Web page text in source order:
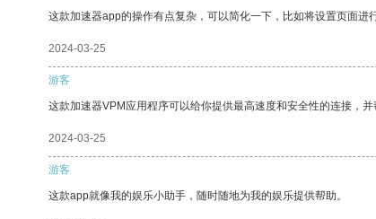
这款加速器app的操作有点复杂，可以简化一下，比如将设置页面进
2024-03-25
游客
这款加速器VPM应用程序可以给你提供最高速度和安全性的连接，并
2024-03-25
游客
这款app就像我的娱乐小助手，随时随地为我的娱乐提供帮助。